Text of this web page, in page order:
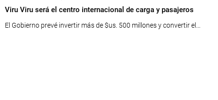
Viru Viru será el centro internacional de carga y pasajeros
El Gobierno prevé invertir más de $us. 500 millones y convertir el...